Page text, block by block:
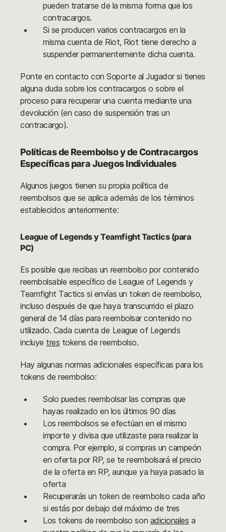
pueden tratarse de la misma forma que los
contracargos.
Si se producen varios contracargos en la
misma cuenta de Riot, Riot tiene derecho a
suspender permanentemente dicha cuenta.
Ponte en contacto con Soporte al Jugador si tienes
alguna duda sobre los contracargos o sobre el
proceso para recuperar una cuenta mediante una
devolución (en caso de suspensión tras un
contracargo).
Políticas de Reembolso y de Contracargos
Específicas para Juegos Individuales
Algunos juegos tienen su propia política de
reembolsos que se aplica además de los términos
establecidos anteriormente:
League of Legends y Teamfight Tactics (para
PC)
Es posible que recibas un reembolso por contenido
reembolsable específico de League of Legends y
Teamfight Tactics si envías un token de reembolso,
incluso después de que haya transcurrido el plazo
general de 14 días para reembolsar contenido no
utilizado. Cada cuenta de League of Legends
incluye tres tokens de reembolso.
Hay algunas normas adicionales específicas para los
tokens de reembolso:
Solo puedes reembolsar las compras que
hayas realizado en los últimos 90 días
Los reembolsos se efectúan en el mismo
importe y divisa que utilizaste para realizar la
compra. Por ejemplo, si compras un campeón
en oferta por RP, se te reembolsará el precio
de la oferta en RP, aunque ya haya pasado la
oferta
Recuperarás un token de reembolso cada año
si estás por debajo del máximo de tres
Los tokens de reembolso son adicionales a